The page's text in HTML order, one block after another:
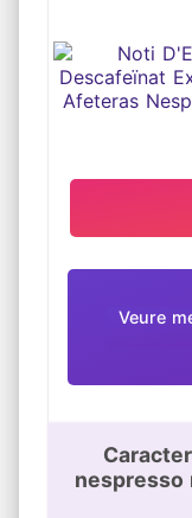
AMB
UNITATS
Veure
nespresso